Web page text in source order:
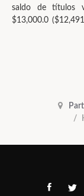
saldo de títulos
$13,000.0